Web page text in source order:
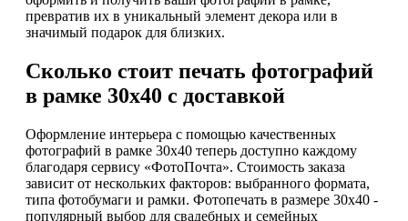
превратив их в уникальный элемент декора или в
значимый подарок для близких.
Сколько стоит печать фотографий
в рамке 30х40 с доставкой
Оформление интерьера с помощью качественных
фотографий в рамке 30х40 теперь доступно каждому
благодаря сервису «ФотоПочта». Стоимость заказа
зависит от нескольких факторов: выбранного формата,
типа фотобумаги и рамки. Фотопечать в размере 30х40 -
популярный выбор для свадебных и семейных